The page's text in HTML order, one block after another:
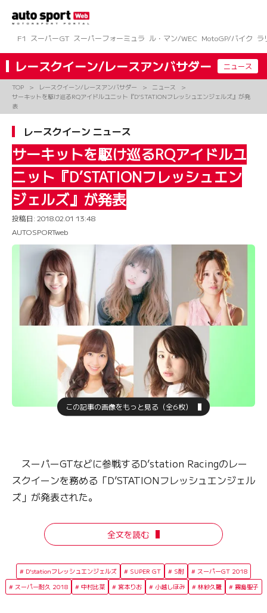
ツ
へ
ス
キ
F1 スーパーGT スーパーフォーミュラ ル・マン/WEC MotoGP/バイク ラ
レースクイーン/レースアンバサダー ニュース
TOP レースクイーン/レースアンバサダー
ニュース
サーキットを駆け巡るRQアイドルユニット『D’STATIONフレッシュエンジェルズ』が発
表
レースクイーン ニュース
サーキットを駆け巡るRQアイドルユ
ニット『D’STATIONフレッシュエン
ジェルズ』が発表
投稿日: 2018.02.01 13:48
AUTOSPORTweb
この記事の画像をもっと見る（全6枚）
スーパーGTなどに参戦するD’station Racingのレー
スクイーンを務める「D’STATIONフレッシュエンジェル
ズ」が発表された。
全文を読む
D'stationフレッシュエンジェルズ SUPER GT S耐
スーパーGT 2018
スーパー耐久 2018
中村比菜 宮本りお 小越しほみ 林紗久羅 霧島聖子